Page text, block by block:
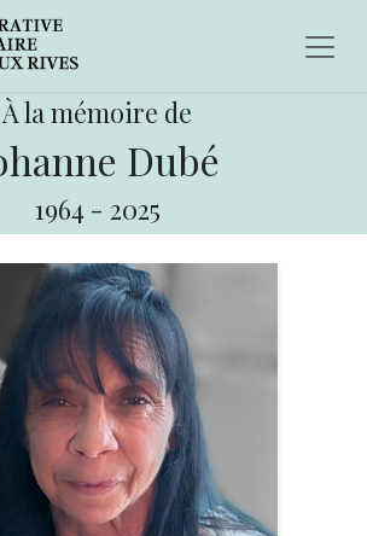
À la mémoire de
Dubé
1964 - 2025